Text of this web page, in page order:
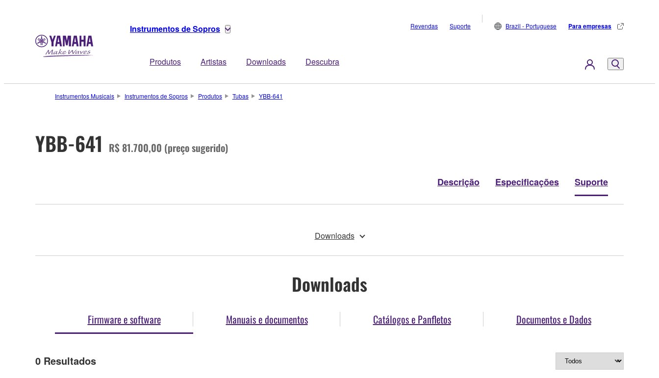
Instrumentos de Sopros
Produtos Artistas Downloads Descubra
Revendas Suporte Brazil - Portuguese Para empresas
Instrumentos Musicais Instrumentos de Sopros Produtos Tubas YBB-641
YBB-641 R$ 81.700,00 (preço sugerido)
Descrição Especificações Suporte
Downloads
Downloads
Firmware e software Manuais e documentos Catálogos e Panfletos Documentos e Dados
0 Resultados